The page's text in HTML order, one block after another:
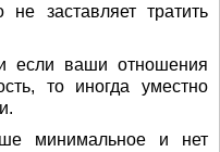
заставляет тратить
если ваши отношения
то иногда уместно
минимальное и нет